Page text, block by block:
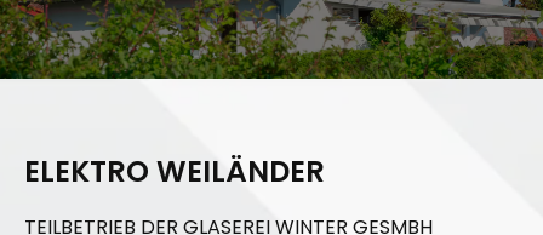
ELEKTRO WEILÄNDER
TEILBETRIEB DER GLASEREI WINTER GESMBH